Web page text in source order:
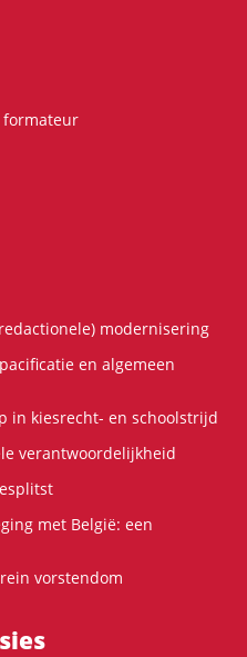
formateur
modernisering
en algemeen
in kiesrecht- en schoolstrijd
verantwoordelijkheid
met België: een
vorstendom